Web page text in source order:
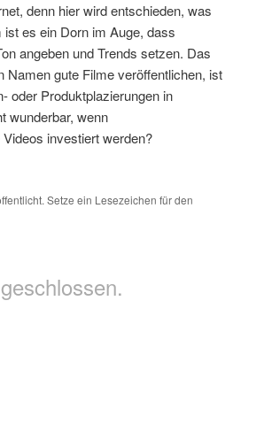
denn hier wird entschieden, was
es ein Dorn im Auge, dass
angeben und Trends setzen. Das
Namen gute Filme veröffentlichen, ist
oder Produktplazierungen in
wunderbar, wenn
investiert werden?
Setze ein Lesezeichen für den